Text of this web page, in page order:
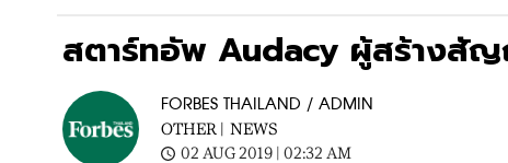
สตาร์ทอัพ Audacy ผู้สร้างสั
FORBES THAILAND / ADMIN
OTHER | NEWS
02 AUG 2019 | 02:32 AM